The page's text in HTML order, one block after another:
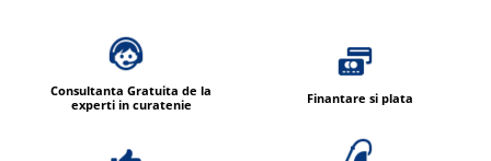
Dozatoare sapun lichid
Uscatoare de maini si par
Uscatoare de maini
Consultanta Gratuita de la
experti in curatenie
Finantare si plata